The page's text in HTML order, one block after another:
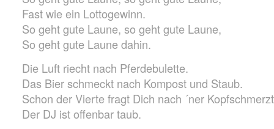
Fast wie ein Lottogewinn.
So geht gute Laune, so geht gute Laune,
So geht gute Laune dahin.
Die Luft riecht nach Pferdebulette.
Das Bier schmeckt nach Kompost und Staub.
Schon der Vierte fragt Dich nach ´ner
Der DJ ist offenbar taub.